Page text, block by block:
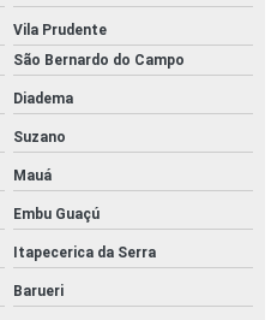
Vila Prudente
São Bernardo do Campo
Diadema
Suzano
Mauá
Embu Guaçú
Itapecerica da Serra
Barueri